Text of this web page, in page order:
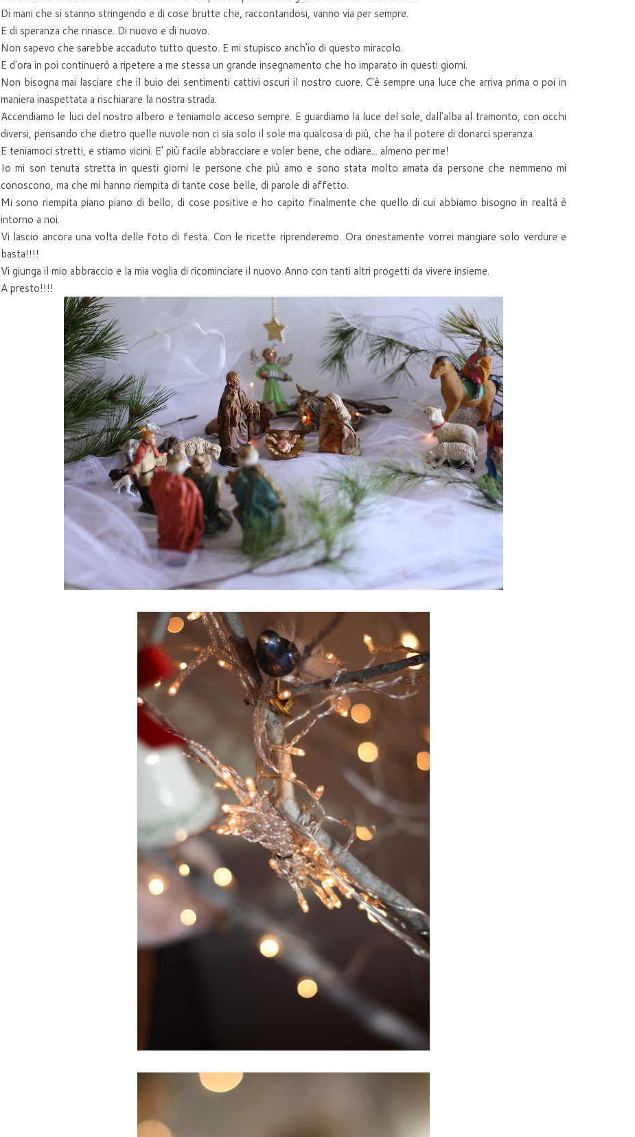
Di mani che si stanno stringendo e di cose brutte che, raccontandosi, vanno via per sempre.
E di speranza che rinasce. Di nuovo e di nuovo.
Non sapevo che sarebbe accaduto tutto questo. E mi stupisco anch'io di questo miracolo.
E d'ora in poi continuerò a ripetere a me stessa un grande insegnamento che ho imparato in questi giorni.
Non bisogna mai lasciare che il buio dei sentimenti cattivi oscuri il nostro cuore. C'è sempre una luce che arriva prima o poi in
maniera inaspettata a rischiarare la nostra strada.
Accendiamo le luci del nostro albero e teniamolo acceso sempre. E guardiamo la luce del sole, dall'alba al tramonto, con occhi
diversi, pensando che dietro quelle nuvole non ci sia solo il sole ma qualcosa di più, che ha il potere di donarci speranza.
E teniamoci stretti, e stiamo vicini. E' più facile abbracciare e voler bene, che odiare... almeno per me!
Io mi son tenuta stretta in questi giorni le persone che più amo e sono stata molto amata da persone che nemmeno mi
conoscono, ma che mi hanno riempita di tante cose belle, di parole di affetto.
Mi sono riempita piano piano di bello, di cose positive e ho capito finalmente che quello di cui abbiamo bisogno in realtà è
intorno a noi.
Vi lascio ancora una volta delle foto di festa. Con le ricette riprenderemo. Ora onestamente vorrei mangiare solo verdure e
basta!!!!
Vi giunga il mio abbraccio e la mia voglia di ricominciare il nuovo Anno con tanti altri progetti da vivere insieme.
A presto!!!!